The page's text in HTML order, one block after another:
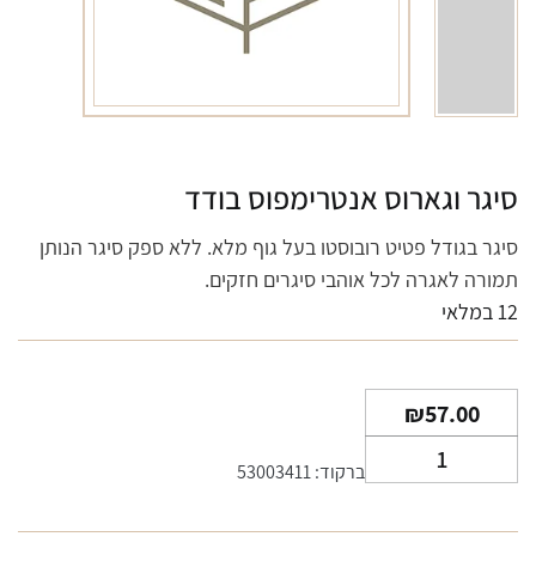
סיגר וגארוס אנטרימפוס בודד
סיגר בגודל פטיט רובוסטו בעל גוף מלא. ללא ספק סיגר הנותן
תמורה לאגרה לכל אוהבי סיגרים חזקים.
12 במלאי
₪57.00
של
ברקוד: 53003411